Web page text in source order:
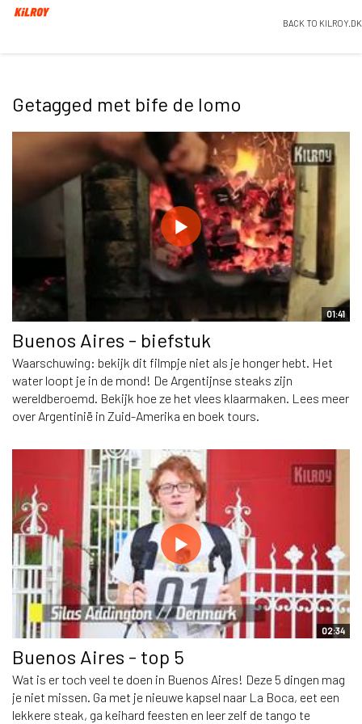
BACK TO KILROY.DK
Getagged met bife de lomo
01:41
Buenos Aires - biefstuk
Waarschuwing: bekijk dit filmpje niet als je honger hebt. Het
water loopt je in de mond! De Argentijnse steaks zijn
wereldberoemd. Bekijk hoe ze het vlees klaarmaken. Lees meer
over Argentinië in Zuid-Amerika en boek tours.
02:34
Buenos Aires - top 5
Wat is er toch veel te doen in Buenos Aires! Deze 5 dingen mag
je niet missen. Ga met je nieuwe kapsel naar La Boca, eet een
lekkere steak, ga keihard feesten en leer zelf de tango te